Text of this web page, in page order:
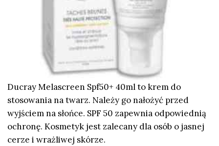
Ducray Melascreen Spf50+ 40ml to krem do
stosowania na twarz. Należy go nałożyć przed
wyjściem na słońce. SPF 50 zapewnia odpowiednią
ochronę. Kosmetyk jest zalecany dla osób o jasnej
cerze i wrażliwej skórze.